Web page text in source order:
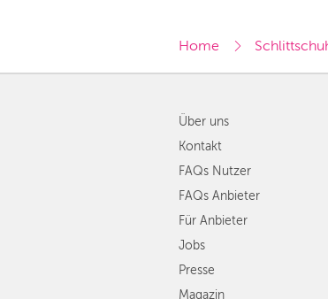
Home
Über uns
Kontakt
FAQs Nutzer
FAQs Anbieter
Für Anbieter
Jobs
Presse
Magazin